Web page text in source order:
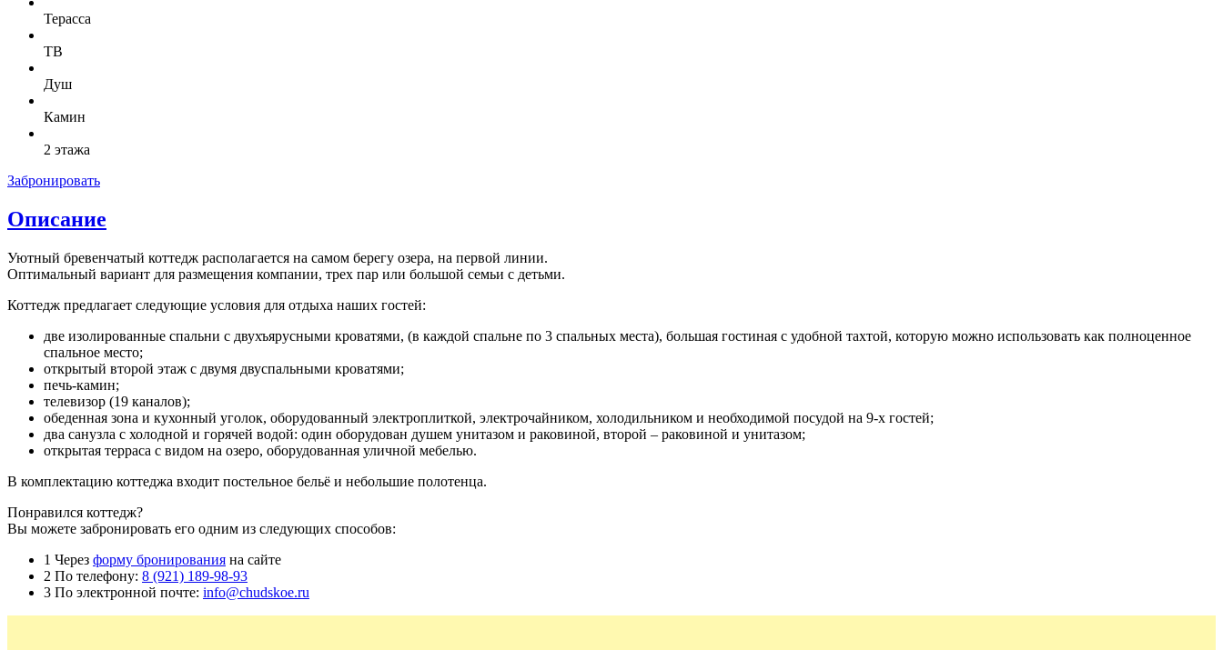
Терасса
ТВ
Душ
Камин
2 этажа
Забронировать
Описание
Уютный бревенчатый коттедж располагается на самом берегу озера, на первой линии.
Оптимальный вариант для размещения компании, трех пар или большой семьи с детьми.
Коттедж предлагает следующие условия для отдыха наших гостей:
две изолированные спальни с двухъярусными кроватями, (в каждой спальне по 3 спальных места), большая гостиная c удобной тахтой, которую можно использовать как полноценное
спальное место;
открытый второй этаж с двумя двуспальными кроватями;
печь-камин;
телевизор (19 каналов);
обеденная зона и кухонный уголок, оборудованный электроплиткой, электрочайником, холодильником и необходимой посудой на 9-х гостей;
два санузла с холодной и горячей водой: один оборудован душем унитазом и раковиной, второй – раковиной и унитазом;
открытая терраса с видом на озеро, оборудованная уличной мебелью.
В комплектацию коттеджа входит постельное бельё и небольшие полотенца.
Понравился коттедж?
Вы можете забронировать его одним из следующих способов:
1 Через форму бронирования на сайте
2 По телефону: 8 (921) 189-98-93
3 По электронной почте: info@chudskoe.ru